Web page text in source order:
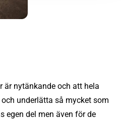
är nytänkande och att hela
underlätta så mycket som
egen del men även för de